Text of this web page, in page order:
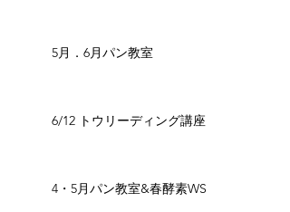
5月．6月パン教室
6/12 トウリーディング講座
4・5月パン教室&春酵素WS